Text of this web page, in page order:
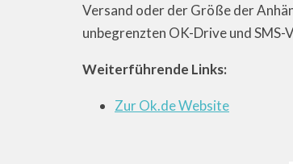
Versand oder der Größe der
unbegrenzten OK-Drive und
Weiterführende Links:
Zur Ok.de Website